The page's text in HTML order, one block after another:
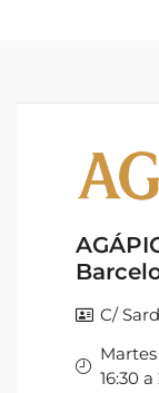
C/
16:30